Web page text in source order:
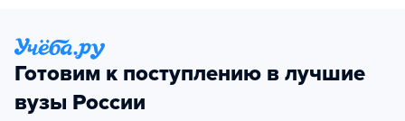
Готовим к поступлению в лучшие
вузы России